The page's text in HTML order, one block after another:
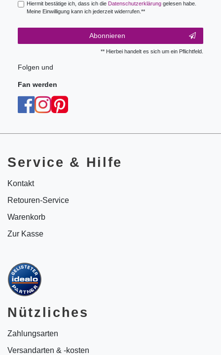
Hiermit bestätige ich, dass ich die Daten­schutz­erklärunggelesen habe.
Meine Einwilligung kann ich jederzeit widerrufen.**
Abonnieren
** Hierbei handelt es sich um ein Pflichtfeld.
Folgen und
Fan werden
Service & Hilfe
Kontakt
Retouren-Service
Warenkorb
Zur Kasse
Nützliches
Zahlungsarten
Versandarten & -kosten